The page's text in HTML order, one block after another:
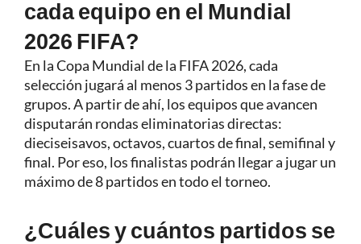
cada equipo en el Mundial
2026 FIFA?
En la Copa Mundial de la FIFA 2026, cada
selección jugará al menos 3 partidos en la fase de
grupos. A partir de ahí, los equipos que avancen
disputarán rondas eliminatorias directas:
dieciseisavos, octavos, cuartos de final, semifinal y
final. Por eso, los finalistas podrán llegar a jugar un
máximo de 8 partidos en todo el torneo.
¿Cuáles y cuántos partidos se